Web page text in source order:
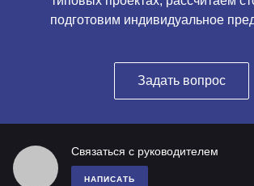
подготовим индивидуальное
Задать вопрос
Связаться с руководителем
НАПИСАТЬ